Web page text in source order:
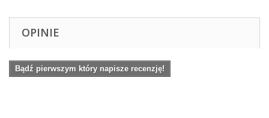
OPINIE
Bądź pierwszym który napisze recenzję!